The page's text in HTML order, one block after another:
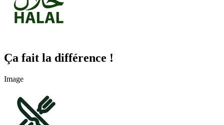
Ça fait la différence !
Image